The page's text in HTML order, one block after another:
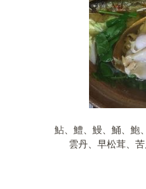
鮎、鱧、鰻、鯒、鮑
雲丹、早松茸、